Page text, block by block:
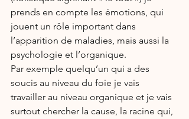
prends en compte les émotions, qui
jouent un rôle important dans
l’apparition de maladies, mais aussi la
psychologie et l’organique.
Par exemple quelqu’un qui a des
soucis au niveau du foie je vais
travailler au niveau organique et je vais
surtout chercher la cause, la racine qui,